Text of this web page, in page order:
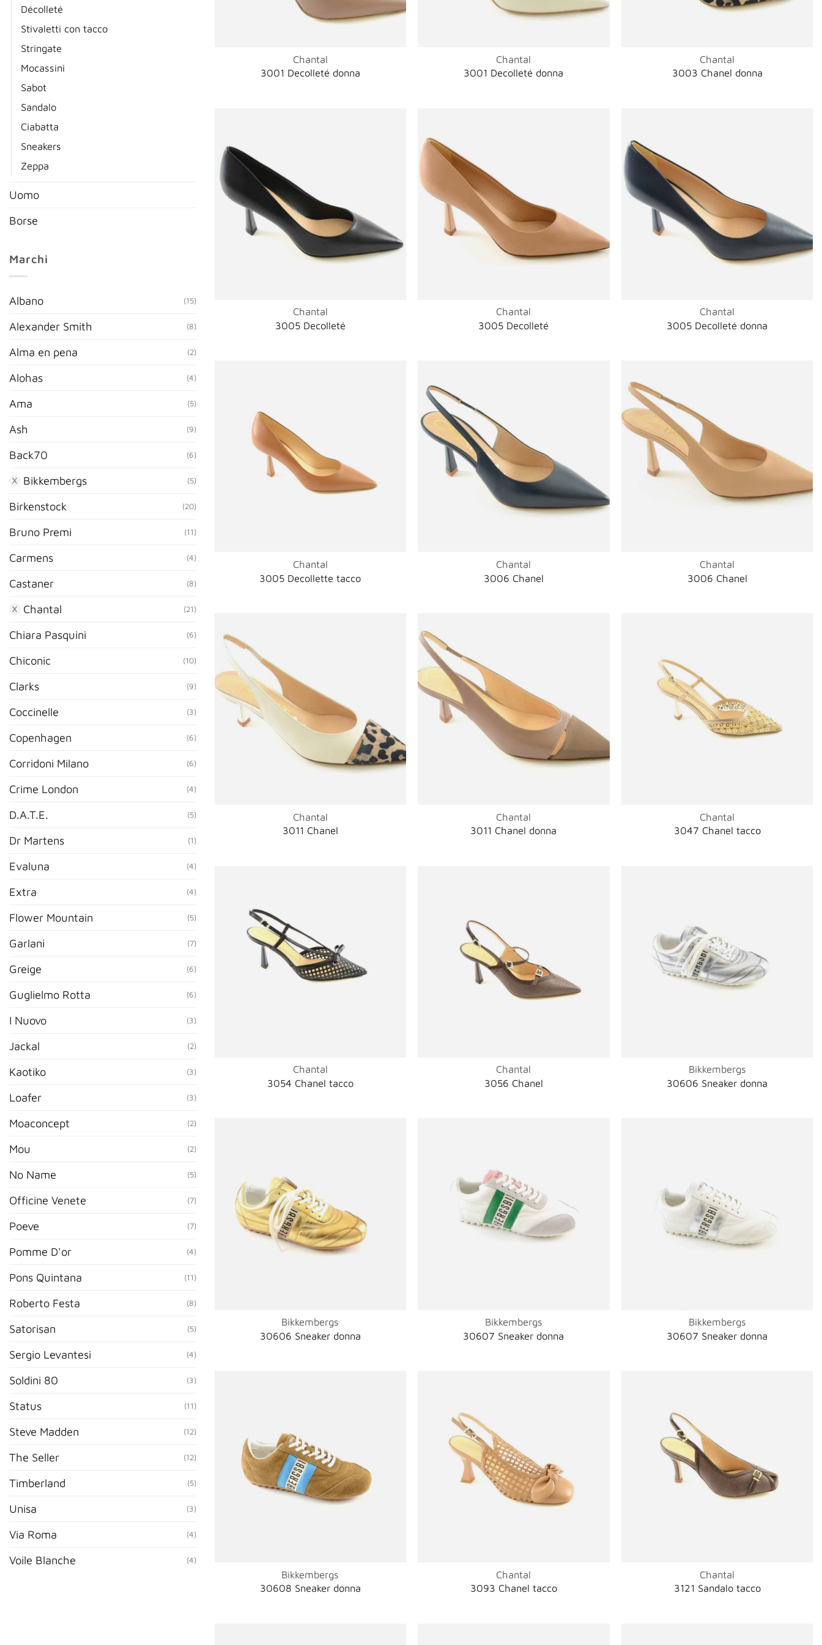
Décolleté
Stivaletti con tacco
Stringate
Mocassini
Sabot
Sandalo
Ciabatta
Sneakers
Zeppa
Uomo
Borse
Marchi
Albano (15)
Alexander Smith (8)
Alma en pena (2)
Alohas (4)
Ama (5)
Ash (9)
Back70 (6)
Bikkembergs (5)
Birkenstock (20)
Bruno Premi (11)
Carmens (4)
Castaner (8)
Chantal (21)
Chiara Pasquini (6)
Chiconic (10)
Clarks (9)
Coccinelle (3)
Copenhagen (6)
Corridoni Milano (6)
Crime London (4)
D.A.T.E. (5)
Dr Martens (1)
Evaluna (4)
Extra (4)
Flower Mountain (5)
Garlani (7)
Greige (6)
Guglielmo Rotta (6)
I Nuovo (3)
Jackal (2)
Kaotiko (3)
Loafer (3)
Moaconcept (2)
Mou (2)
No Name (5)
Officine Venete (7)
Poeve (7)
Pomme D'or (4)
Pons Quintana (11)
Roberto Festa (8)
Satorisan (5)
Sergio Levantesi (4)
Soldini 80 (3)
Status (11)
Steve Madden (12)
The Seller (12)
Timberland (5)
Unisa (3)
Via Roma (4)
Voile Blanche (4)
Chantal
3001 Decolleté donna
Chantal
3001 Decolleté donna
Chantal
3003 Chanel donna
Chantal
3005 Decolleté
Chantal
3005 Decolleté
Chantal
3005 Decolleté donna
Chantal
3005 Decollette tacco
Chantal
3006 Chanel
Chantal
3006 Chanel
Chantal
3011 Chanel
Chantal
3011 Chanel donna
Chantal
3047 Chanel tacco
Chantal
3054 Chanel tacco
Chantal
3056 Chanel
Bikkembergs
30606 Sneaker donna
Bikkembergs
30606 Sneaker donna
Bikkembergs
30607 Sneaker donna
Bikkembergs
30607 Sneaker donna
Bikkembergs
30608 Sneaker donna
Chantal
3093 Chanel tacco
Chantal
3121 Sandalo tacco